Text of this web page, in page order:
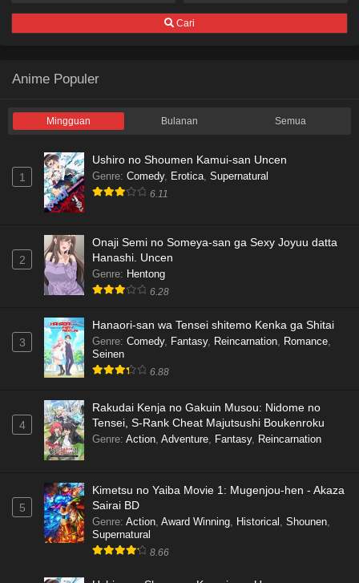
Cari
Anime Populer
Mingguan Bulanan Semua
1
Ushiro no Shoumen Kamui-san Uncen
Genre: Comedy, Erotica, Supernatural
6.11
2
Onaji Semi no Someya-san ga Sexy Joyuu datta
Hanashi. Uncen
Genre: Hentong
6.28
3
Hanaori-san wa Tensei shitemo Kenka ga Shitai
Genre: Comedy, Fantasy, Reincarnation, Romance,
Seinen
6.88
4
Rakudai Kenja no Gakuin Musou: Nidome no
Tensei, S-Rank Cheat Majutsushi Boukenroku
Genre: Action, Adventure, Fantasy, Reincarnation
5
Kimetsu no Yaiba Movie 1: Mugenjou-hen - Akaza
Sairai BD
Genre: Action, Award Winning, Historical , Shounen,
Supernatural
8.66